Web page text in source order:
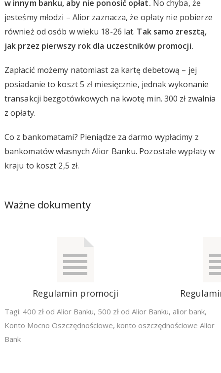
w innym banku, aby nie ponosić opłat. No chyba, że
jesteśmy młodzi – Alior zaznacza, że opłaty nie pobierze
również od osób w wieku 18-26 lat. Tak samo zresztą,
jak przez pierwszy rok dla uczestników promocji.
Zapłacić możemy natomiast za kartę debetową – jej
posiadanie to koszt 5 zł miesięcznie, jednak wykonanie
transakcji bezgotówkowych na kwotę min. 300 zł zwalnia
z opłaty.
Co z bankomatami? Pieniądze za darmo wypłacimy z
bankomatów własnych Alior Banku. Pozostałe wypłaty w
kraju to koszt 2,5 zł.
Ważne dokumenty
Regulamin promocji
Tagi: 400 zł od Alior Banku, 500 zł od Alior Banku, alior bank,
Konto Mocno Oszczędnościowe, konto oszczędnościowe Alior
Bank